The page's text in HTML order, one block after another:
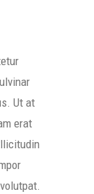
Ut at
erat